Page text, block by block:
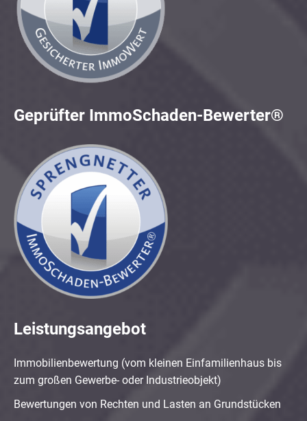
Geprüfter ImmoSchaden-Bewerter®
Leistungsangebot
Immobilienbewertung (vom kleinen Einfamilienhaus bis
zum großen Gewerbe- oder Industrieobjekt)
Bewertungen von Rechten und Lasten an Grundstücken